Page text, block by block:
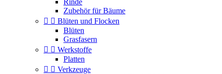
Rinde
Zubehör für Bäume
  Blüten und Flocken
Blüten
Grasfasern
  Werkstoffe
Platten
  Verkzeuge